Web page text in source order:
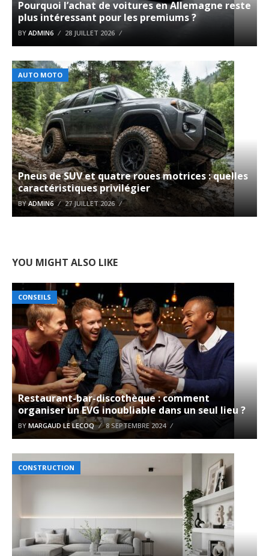
Pourquoi l’achat de voitures en Allemagne reste
plus intéressant pour les premiums ?
BY ADMIN6 28 JUILLET 2026
AUTO MOTO
Pneus de SUV et quatre roues motrices : quelles
caractéristiques privilégier
BYADMIN6 27 JUILLET 2026
YOU MIGHT ALSO LIKE
CONSEILS
Restaurant-bar-discothèque : comment
organiser un EVG inoubliable dans un seul lieu ?
BY MARGAUD LE LECOQ 8 SEPTEMBRE 2024
CONSTRUCTION